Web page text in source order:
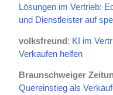
Lösungen im Vertrieb:
und Dienstleister auf
volksfreund: KI im
Verkaufen helfen
Braunschweiger
Quereinstieg als